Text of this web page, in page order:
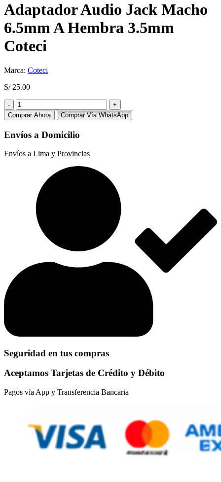
Adaptador Audio Jack Macho
6.5mm A Hembra 3.5mm
Coteci
Marca: Coteci
S/25.00
Adaptador
Audio
Jack
Macho
6.5mm
Hembra
Comprar Ahora Comprar Vía WhatsApp
Envíos a Domicilio
Envíos a Lima y Provincias
Seguridad en tus compras
Aceptamos Tarjetas de Crédito y Débito
Pagos vía App y Transferencia Bancaria